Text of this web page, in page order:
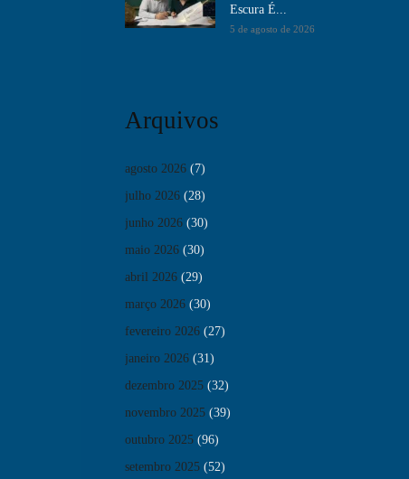
Escura É...
5 de agosto de 2026
Arquivos
agosto 2026 (7)
julho 2026 (28)
junho 2026 (30)
maio 2026 (30)
abril 2026 (29)
março 2026 (30)
fevereiro 2026 (27)
janeiro 2026 (31)
dezembro 2025 (32)
novembro 2025 (39)
outubro 2025 (96)
setembro 2025 (52)